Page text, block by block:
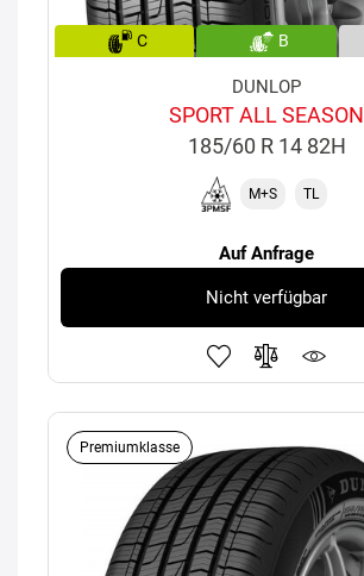
C B
DUNLOP
SPORT ALL SEASON
185/60 R 14 82H
M+S TL
Auf Anfrage
Nicht verfügbar
Premiumklasse